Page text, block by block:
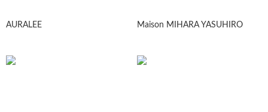
AURALEE Maison MIHARA YASUHIRO